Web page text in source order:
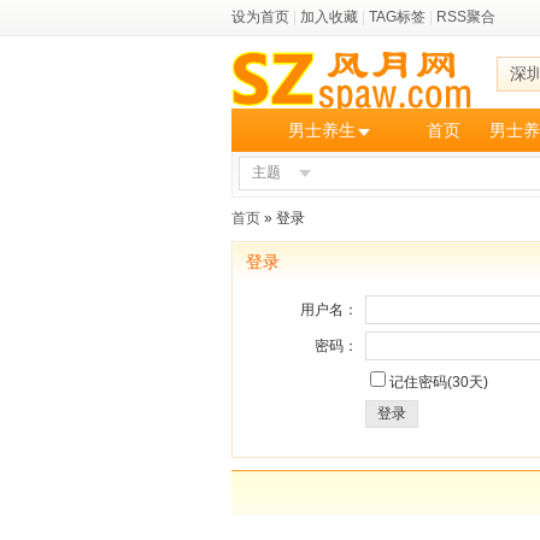
设为首页 加入收藏 TAG标签 RSS聚合
深
男士养生 首页 男士
主题
首页 » 登录
登录
用户名：
密码：
记住密码(30天)
登录